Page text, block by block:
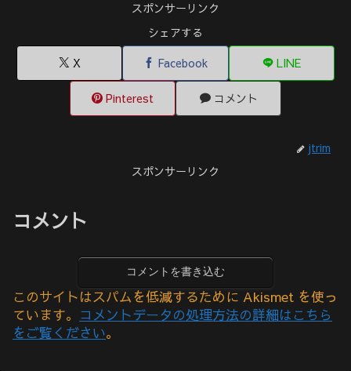
スポンサーリンク
シェアする
X
Facebook LINE
Pinterest コメント
jtrim
スポンサーリンク
コメント
コメントを書き込む
このサイトはスパムを低減するために Akismet を使っ
ています。 コメントデータの処理方法の詳細はこちら
をご覧ください。